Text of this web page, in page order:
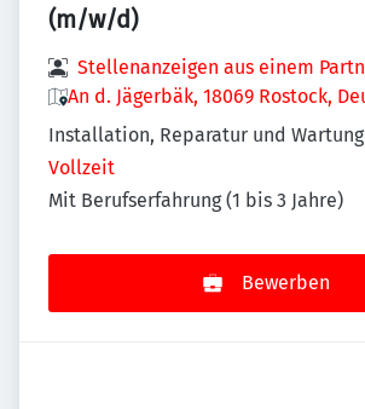
(m/w/d)
Stellenanzeigen aus einem
An d. Jägerbäk, 18069 Rostock,
Installation, Reparatur und Wartung
Vollzeit
Mit Berufserfahrung (1 bis 3 Jahre)
Bewerben